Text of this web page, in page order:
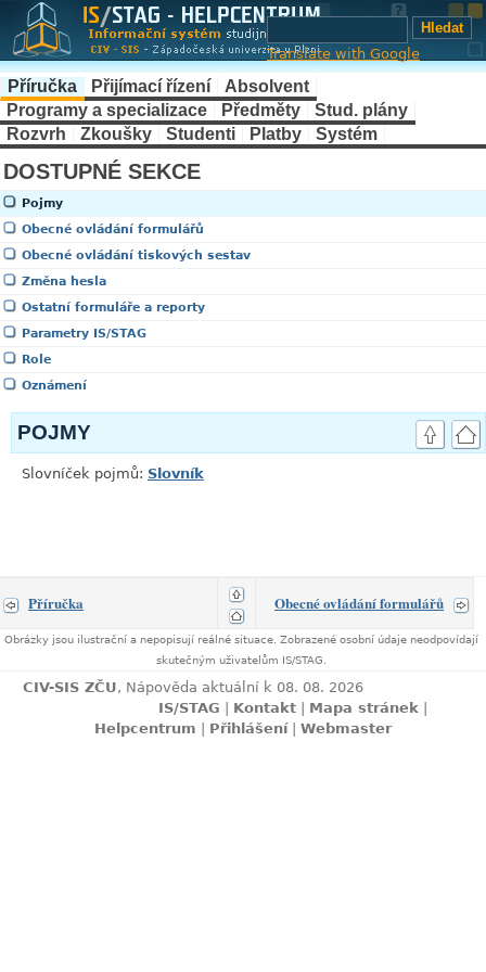
Translate with Google
Příručka Přijímací řízení
Absolvent
Programy a specializace
Předměty
Stud. plány
Rozvrh
Zkoušky Studenti Platby Systém
DOSTUPNÉ SEKCE
Pojmy
Obecné ovládání formulářů
Obecné ovládání tiskových sestav
Změna hesla
Ostatní formuláře a reporty
Parametry IS/STAG
Role
Oznámení
POJMY
Slovníček pojmů: Slovník
Příručka Obecné ovládání formulářů
Obrázky jsou ilustrační a nepopisují reálné situace. Zobrazené osobní údaje neodpovídají
skutečným uživatelům IS/STAG.
CIV-SIS ZČU, Nápověda aktuální k 08. 08. 2026
IS/STAG
Kontakt Mapa stránek
Helpcentrum
Přihlášení| Webmaster